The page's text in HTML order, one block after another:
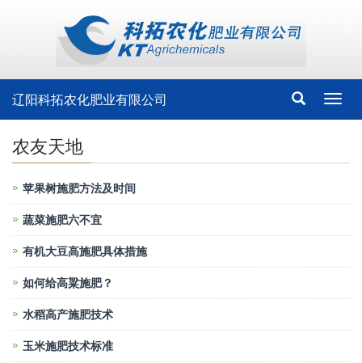
辽阳科拓农化肥业有限公司
农友天地
苹果树施肥方法及时间
蔬菜施肥六不宜
有机大豆高施肥具体措施
如何给高粱施肥？
水稻高产施肥技术
玉米施肥技术标准